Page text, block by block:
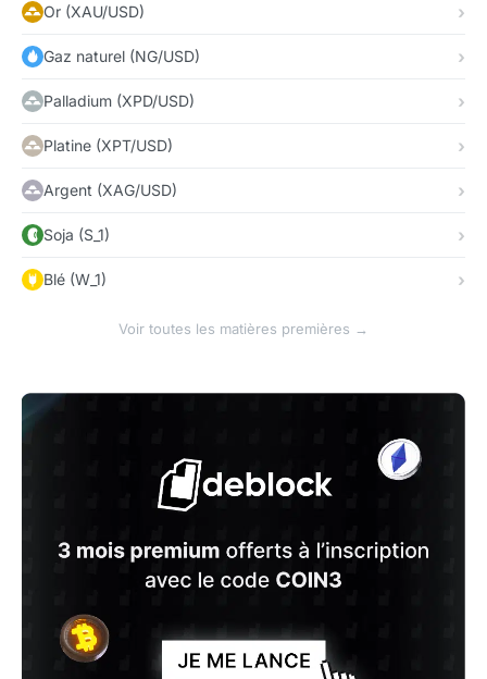
Or (XAU/USD)
Gaz naturel (NG/USD)
Palladium (XPD/USD)
Platine (XPT/USD)
Argent (XAG/USD)
Soja (S_1)
Blé (W_1)
Voir toutes les matières premières →